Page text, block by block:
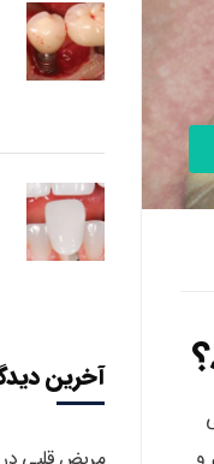
و
آخرین